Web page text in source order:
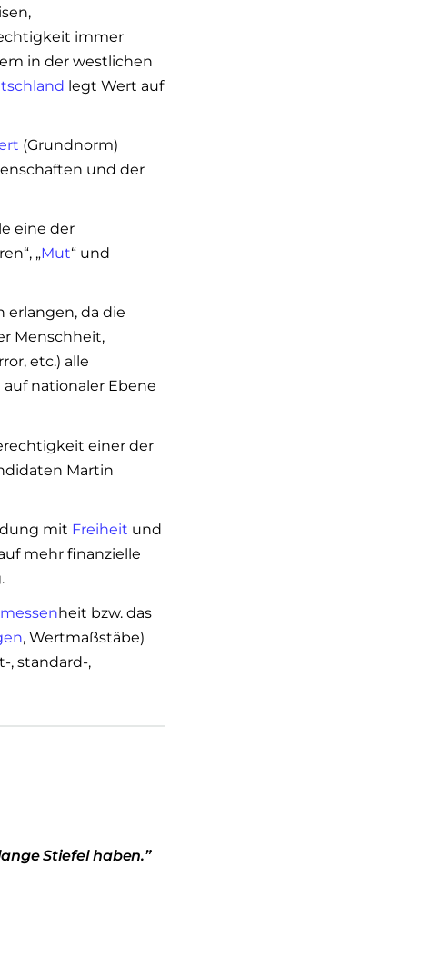
immer
in der westlichen
legt Wert auf
(Grundnorm)
und der
eine der
„Mut“ und
erlangen, da die
Menschheit,
etc.) alle
nationaler Ebene
einer der
Martin
mit Freiheit und
mehr finanzielle
messenheit bzw. das
, Wertmaßstäbe)
, standard-,
Stiefel haben.”